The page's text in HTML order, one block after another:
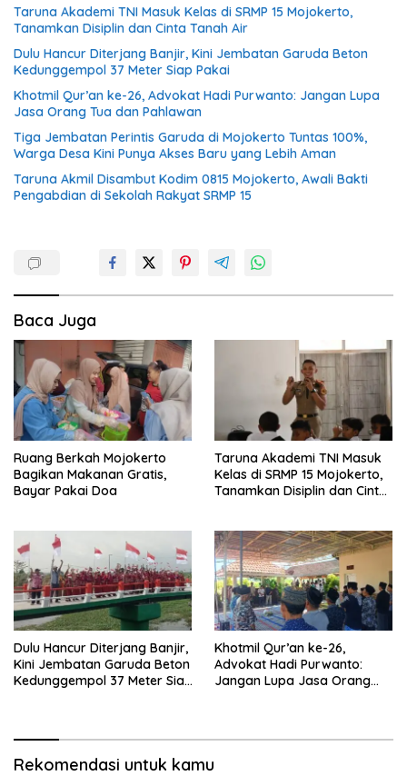
Taruna Akademi TNI Masuk Kelas di SRMP 15 Mojokerto,
Tanamkan Disiplin dan Cinta Tanah Air
Dulu Hancur Diterjang Banjir, Kini Jembatan Garuda Beton
Kedunggempol 37 Meter Siap Pakai
Khotmil Qur’an ke-26, Advokat Hadi Purwanto: Jangan Lupa
Jasa Orang Tua dan Pahlawan
Tiga Jembatan Perintis Garuda di Mojokerto Tuntas 100%,
Warga Desa Kini Punya Akses Baru yang Lebih Aman
Taruna Akmil Disambut Kodim 0815 Mojokerto, Awali Bakti
Pengabdian di Sekolah Rakyat SRMP 15
Baca Juga
Ruang Berkah Mojokerto
Bagikan Makanan Gratis,
Bayar Pakai Doa
Taruna Akademi TNI Masuk
Kelas di SRMP 15 Mojokerto,
Tanamkan Disiplin dan Cinta
Dulu Hancur Diterjang Banjir,
Kini Jembatan Garuda Beton
Kedunggempol 37 Meter Siap
Khotmil Qur’an ke-26,
Advokat Hadi Purwanto:
Jangan Lupa Jasa Orang
Rekomendasi untuk kamu